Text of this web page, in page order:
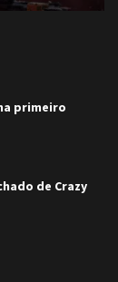
primeiro
de Crazy